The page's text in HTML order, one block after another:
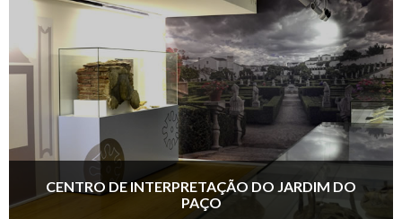
CENTRO DE INTERPRETAÇÃO DO JARDIM DO
PAÇO